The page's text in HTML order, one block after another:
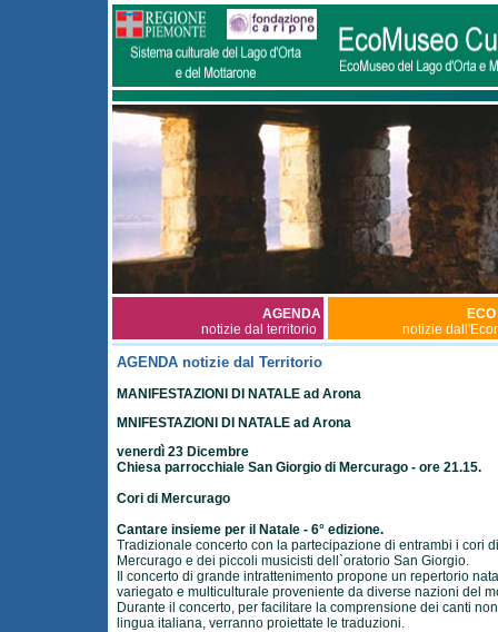
AGENDA
notizie dal territorio
notizie
AGENDA notizie dal Territorio
MANIFESTAZIONI DI NATALE ad Arona
MNIFESTAZIONI DI NATALE ad Arona
venerdì 23 Dicembre
Chiesa parrocchiale San Giorgio di Mercurago - ore 21.15.
Cori di Mercurago
Cantare insieme per il Natale - 6° edizione.
Tradizionale concerto con la partecipazione di entrambi i cori di
Mercurago e dei piccoli musicisti dell`oratorio San Giorgio.
Il concerto di grande intrattenimento propone un repertorio
variegato e multiculturale proveniente da diverse nazioni del
Durante il concerto, per facilitare la comprensione dei canti
lingua italiana, verranno proiettate le traduzioni.